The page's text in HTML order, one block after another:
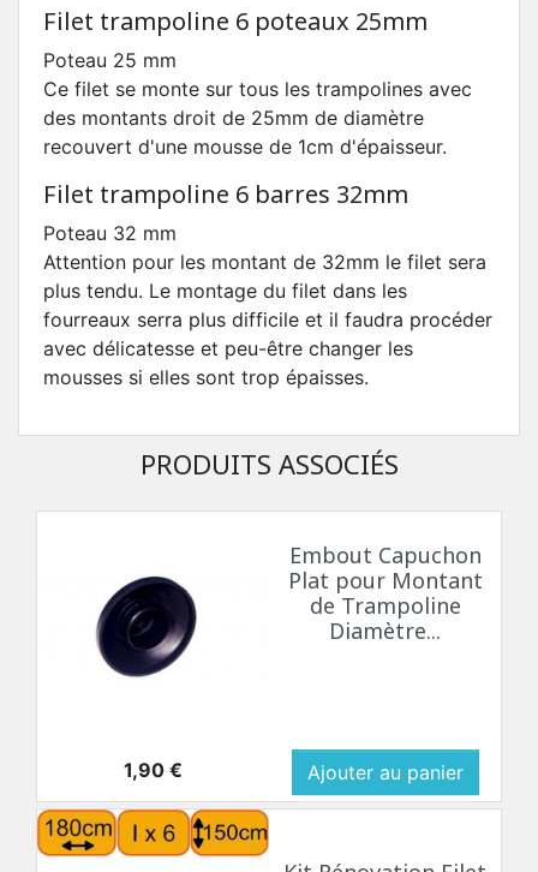
Filet trampoline 6 poteaux 25mm
Poteau 25 mm
Ce filet se monte sur tous les trampolines avec
des montants droit de 25mm de diamètre
recouvert d'une mousse de 1cm d'épaisseur.
Filet trampoline 6 barres 32mm
Poteau 32 mm
Attention pour les montant de 32mm le filet sera
plus tendu. Le montage du filet dans les
fourreaux serra plus difficile et il faudra procéder
avec délicatesse et peu-être changer les
mousses si elles sont trop épaisses.
PRODUITS ASSOCIÉS
Embout Capuchon
Plat pour Montant
de Trampoline
Diamètre...
Prix
1,90 € Ajouter au panier